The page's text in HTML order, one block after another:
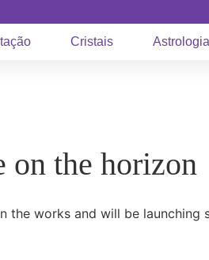
Cristais Astrologia
on the horizon
the works and will be launching